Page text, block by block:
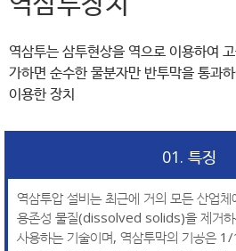
역삼투는 삼투현상을 역으로 이용하여
가하면 순수한 물분자만 반투막을 통과
이용한 장치
01. 특징
역삼투압 설비는 최근에 거의 모든 산업
용존성 물질(dissolved solids)을 제거하
사용하는 기술이며, 역삼투막의 기공은